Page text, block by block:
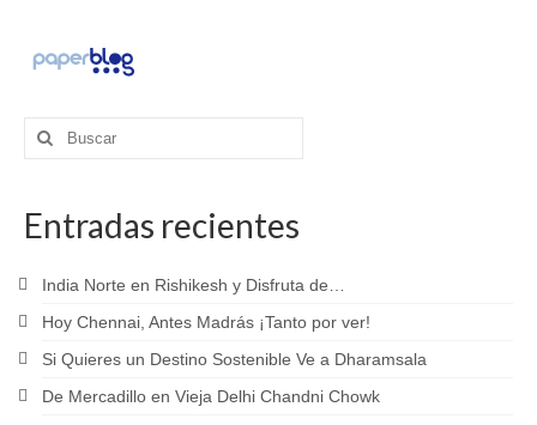
Buscar
por:
Entradas recientes
India Norte en Rishikesh y Disfruta de…
Hoy Chennai, Antes Madrás ¡Tanto por ver!
Si Quieres un Destino Sostenible Ve a Dharamsala
De Mercadillo en Vieja Delhi Chandni Chowk